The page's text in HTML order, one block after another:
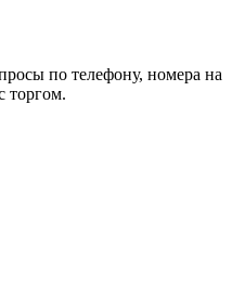
по телефону, номера на
торгом.